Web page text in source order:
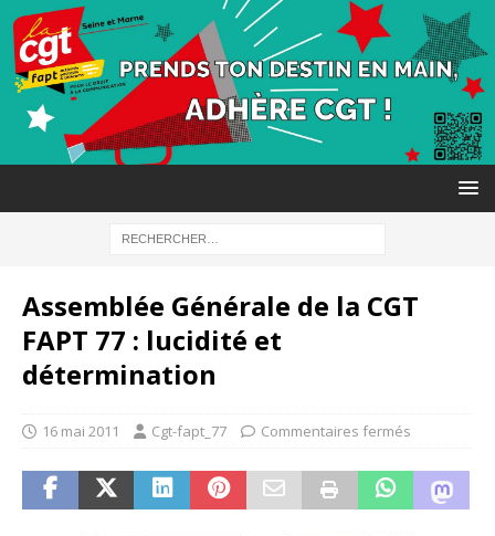
Assemblée Générale de la CGT
FAPT 77 : lucidité et
détermination
16 mai 2011 Cgt-fapt_77 Commentaires fermés